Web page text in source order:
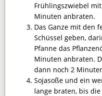
Frühlingszwiebel
Minuten anbraten.
Das Ganze mit den
Schüssel geben,
Pfanne das
Minuten anbraten.
dann noch 2
Sojasoße und ein
lange braten, bis